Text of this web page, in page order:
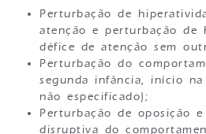
Perturbação de
atenção e perturbação de
défice de atenção sem
Perturbação do
segunda infância, início
não especificado);
Perturbação de oposição
disruptiva do